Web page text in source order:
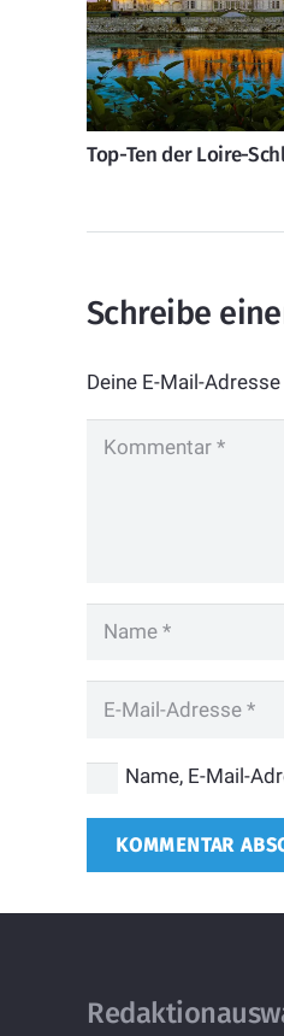
Top-Ten der Loire-
Schreibe
Deine E-Mail-
Name, E-Mail-
KOMMENTAR